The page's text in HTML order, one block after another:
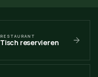
RESTAURANT
Tisch reservieren